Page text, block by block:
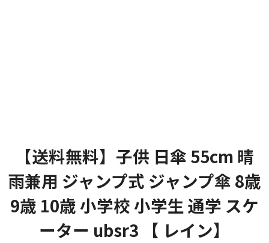
【送料無料】子供 日傘 55cm 晴
雨兼用 ジャンプ式 ジャンプ傘 8歳
9歳 10歳 小学校 小学生 通学 スケ
ーター ubsr3 【 レイン】